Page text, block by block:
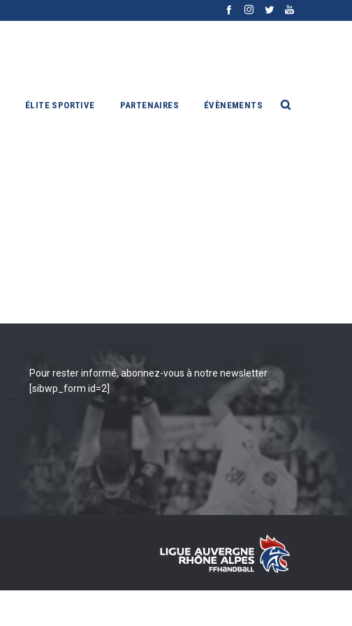
ÉLITE SPORTIVE PARTENAIRES ÉVÈNEMENTS
Pour rester informé, abonnez-vous à notre newsletter
[sibwp_form id=2]